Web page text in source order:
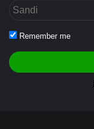
Remember me